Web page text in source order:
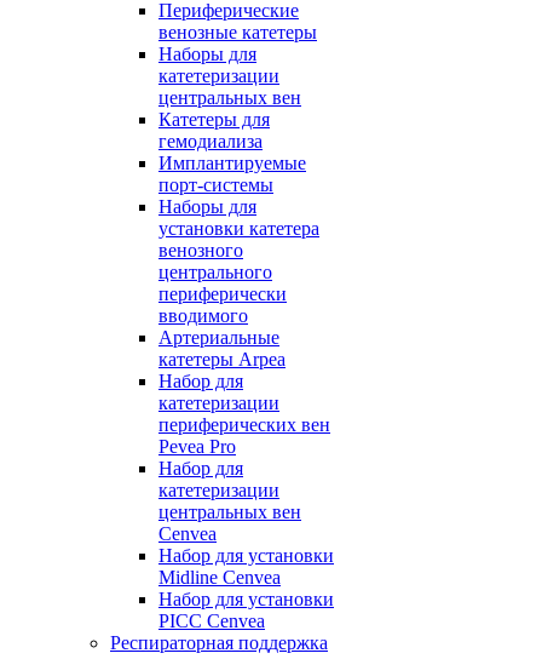
Периферические
венозные катетеры
Наборы для
катетеризации
центральных вен
Катетеры для
гемодиализа
Имплантируемые
порт‑системы
Наборы для
установки катетера
венозного
центрального
периферически
вводимого
Артериальные
катетеры Arpea
Набор для
катетеризации
периферических вен
Pevea Pro
Набор для
катетеризации
центральных вен
Cenvea
Набор для установки
Midline Cenvea
Набор для установки
PICC Cenvea
Респираторная поддержка